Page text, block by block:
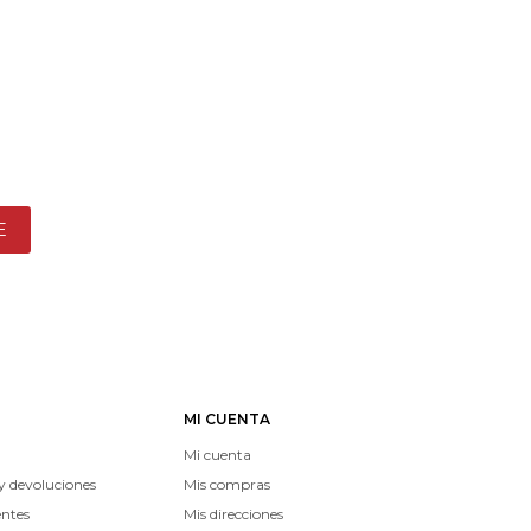
devoluciones
MI CUENTA
Mi cuenta
Mis compras
Mis direcciones